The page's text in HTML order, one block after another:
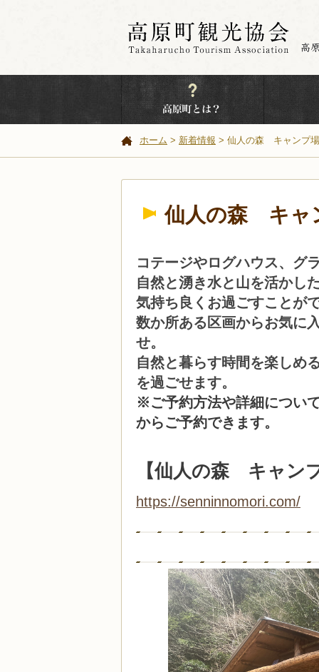
ホーム 新着情報 仙人の森 キャンプ場
仙人の森 キャ
コテージやログハウス、グ
自然と湧き水と山を活かし
気持ち良くお過ごすことが
数か所ある区画からお気に
せ。
自然と暮らす時間を楽しめ
を過ごせます。
※ご予約方法や詳細につい
からご予約できます。
【仙人の森 キャン
https://senninnomori.com/